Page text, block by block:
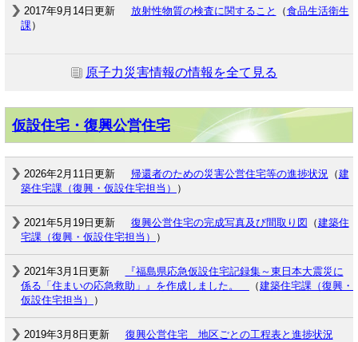
2017年9月14日更新 放射性物質の検査に関すること （食品生活衛生
課 ）
原子力災害情報の情報を全て見る
仮設住宅・復興公営住宅
2026年2月11日更新 帰還者のための災害公営住宅等の進捗状況（建
築住宅課（復興・仮設住宅担当）
）
2021年5月19日更新 復興公営住宅の完成写真及び間取り図 （建築住
宅課（復興・仮設住宅担当）
）
2021年3月1日更新
『福島県応急仮設住宅記録集～東日本大震災に
係る「住まいの応急救助」』を作成しました。
（建築住宅課（復興・
仮設住宅担当）
）
2019年3月8日更新
復興公営住宅 地区ごとの工程表と進捗状況